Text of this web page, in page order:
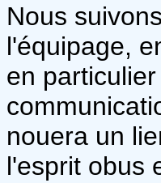
Nous
l'équipage,
en
nouera un
l'esprit obus